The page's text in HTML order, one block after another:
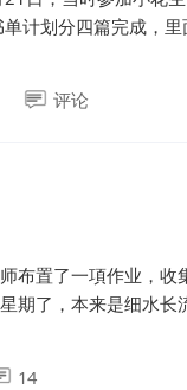
计划分四篇完成，
评论
布置了一項作业，
期了，本来是细水
14